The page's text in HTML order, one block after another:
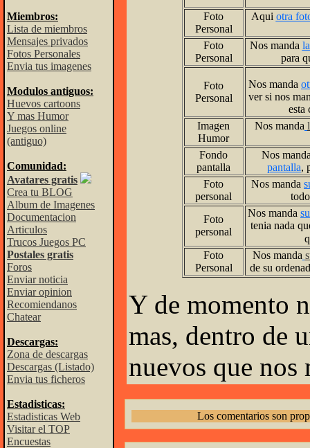
Miembros:
Lista de miembros
Mensajes privados
Fotos Personales
Envia tus imagenes
Modulos antiguos:
Huevos cartoons
Y mas Humor
Juegos online
(antiguo)
Comunidad:
Avatares gratis
Crea tu BLOG
Album de Imagenes
Documentacion
Articulos
Trucos Juegos PC
Postales gratis
Foros
Enviar noticia
Enviar opinion
Recomiendanos
Chatear
Descargas:
Zona de descargas
Descargas (Listado)
Envia tus ficheros
Estadisticas:
Estadisticas Web
Visitar el TOP
Encuestas
Foto
Personal
Aqui otra
Foto
Personal
Nos manda
para
Foto
Personal
Nos manda
ver si nos
esta
Imagen
Humor
Nos manda
Fondo
pantalla
Nos
pantalla,
Foto
personal
Nos manda
Foto
personal
Nos manda
tenia nada
Foto
Personal
Nos manda
de su
Y de momento
mas, dentro de
nuevos que nos
Los comentarios son